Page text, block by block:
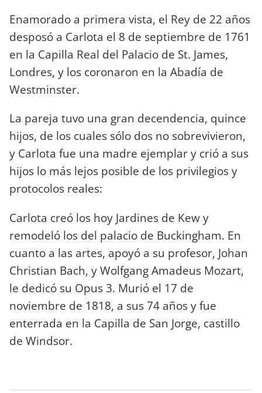
Enamorado a primera vista, el Rey de 22 años
desposó a Carlota el 8 de septiembre de 1761
en la Capilla Real del Palacio de St. James,
Londres, y los coronaron en la Abadía de
Westminster.
La pareja tuvo una gran decendencia, quince
hijos, de los cuales sólo dos no sobrevivieron,
y Carlota fue una madre ejemplar y crió a sus
hijos lo más lejos posible de los privilegios y
protocolos reales:
Carlota creó los hoy Jardines de Kew y
remodeló los del palacio de Buckingham. En
cuanto a las artes, apoyó a su profesor, Johan
Christian Bach, y Wolfgang Amadeus Mozart,
le dedicó su Opus 3. Murió el 17 de
noviembre de 1818, a sus 74 años y fue
enterrada en la Capilla de San Jorge, castillo
de Windsor.